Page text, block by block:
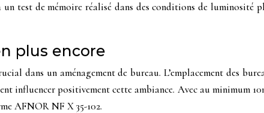
test de mémoire réalisé dans des conditions de luminosité
plus encore
dans un aménagement de bureau. L’emplacement des
positivement cette ambiance. Avec au minimum
AFNOR NF X 35-102.